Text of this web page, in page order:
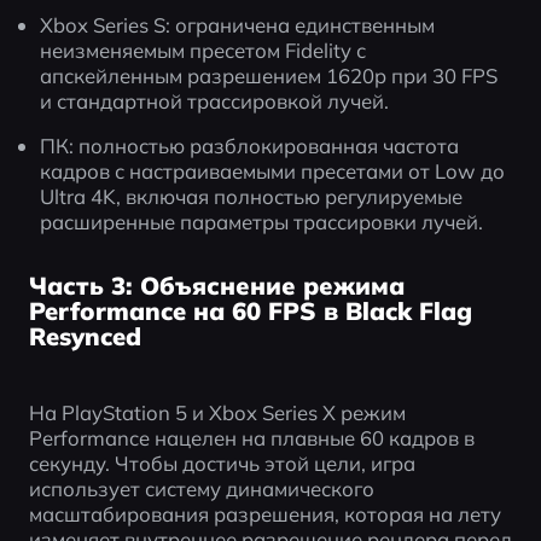
Xbox Series S: ограничена единственным
неизменяемым пресетом Fidelity с
апскейленным разрешением 1620p при 30 FPS
и стандартной трассировкой лучей.
ПК: полностью разблокированная частота
кадров с настраиваемыми пресетами от Low до
Ultra 4K, включая полностью регулируемые
расширенные параметры трассировки лучей.
Часть 3: Объяснение режима
Performance на 60 FPS в Black Flag
Resynced
На PlayStation 5 и Xbox Series X режим
Performance нацелен на плавные 60 кадров в
секунду. Чтобы достичь этой цели, игра
использует систему динамического
масштабирования разрешения, которая на лету